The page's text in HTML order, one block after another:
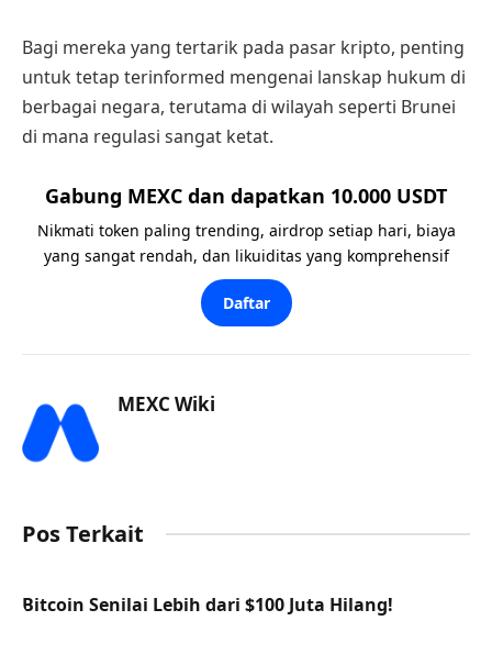
Bagi mereka yang tertarik pada pasar kripto, penting
untuk tetap terinformed mengenai lanskap hukum di
berbagai negara, terutama di wilayah seperti Brunei
di mana regulasi sangat ketat.
Gabung MEXC dan dapatkan 10.000 USDT
Nikmati token paling trending, airdrop setiap hari, biaya
yang sangat rendah, dan likuiditas yang komprehensif
Daftar
MEXC Wiki
Pos Terkait
Bitcoin Senilai Lebih dari $100 Juta Hilang!